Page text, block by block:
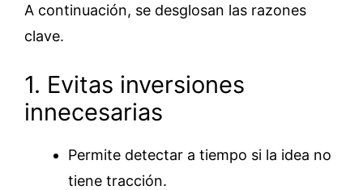
A continuación, se desglosan las razones
clave.
1. Evitas inversiones
innecesarias
Permite detectar a tiempo si la idea no
tiene tracción.